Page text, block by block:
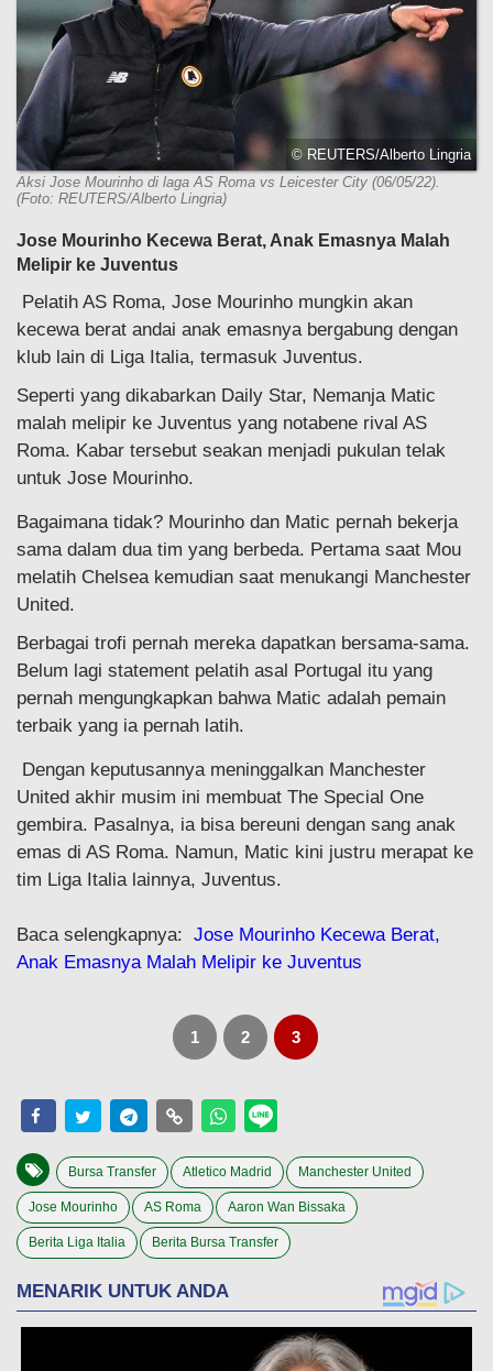
© REUTERS/Alberto Lingria
Aksi Jose Mourinho di laga AS Roma vs Leicester City (06/05/22).
(Foto: REUTERS/Alberto Lingria)
Jose Mourinho Kecewa Berat, Anak Emasnya Malah
Melipir ke Juventus
Pelatih AS Roma, Jose Mourinho mungkin akan
kecewa berat andai anak emasnya bergabung dengan
klub lain di Liga Italia, termasuk Juventus.
Seperti yang dikabarkan Daily Star, Nemanja Matic
malah melipir ke Juventus yang notabene rival AS
Roma. Kabar tersebut seakan menjadi pukulan telak
untuk Jose Mourinho.
Bagaimana tidak? Mourinho dan Matic pernah bekerja
sama dalam dua tim yang berbeda. Pertama saat Mou
melatih Chelsea kemudian saat menukangi Manchester
United.
Berbagai trofi pernah mereka dapatkan bersama-sama.
Belum lagi statement pelatih asal Portugal itu yang
pernah mengungkapkan bahwa Matic adalah pemain
terbaik yang ia pernah latih.
Dengan keputusannya meninggalkan Manchester
United akhir musim ini membuat The Special One
gembira. Pasalnya, ia bisa bereuni dengan sang anak
emas di AS Roma. Namun, Matic kini justru merapat ke
tim Liga Italia lainnya, Juventus.
Baca selengkapnya: Jose Mourinho Kecewa Berat,
Anak Emasnya Malah Melipir ke Juventus
1 2 3
Bursa Transfer Atletico Madrid Manchester United
Jose Mourinho AS Roma Aaron Wan Bissaka
Berita Liga Italia Berita Bursa Transfer